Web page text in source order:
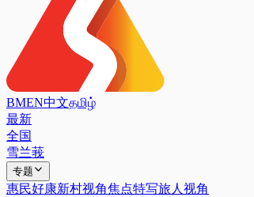
BMEN中文தமிழ்
最新
全国
雪兰莪
专题
惠民好康新村视角焦点特写旅人视角